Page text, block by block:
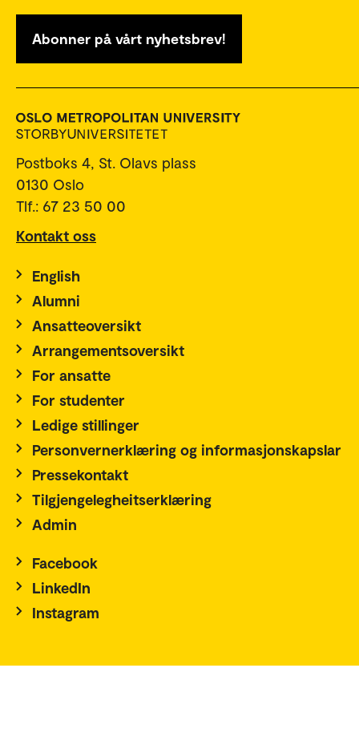
Abonner på vårt nyhetsbrev!
Postboks 4, St. Olavs plass
0130 Oslo
Tlf.: 67 23 50 00
Kontakt oss
English
Alumni
Ansatteoversikt
Arrangementsoversikt
For ansatte
For studenter
Ledige stillinger
Personvernerklæring og informasjonskapslar
Pressekontakt
Tilgjengelegheitserklæring
Admin
Facebook
LinkedIn
Instagram